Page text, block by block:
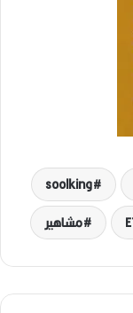
soolking
مشاهير